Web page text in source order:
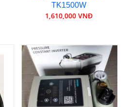
TK1500W
1,610,000 VNĐ